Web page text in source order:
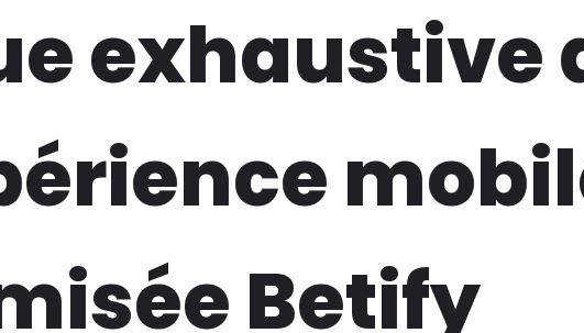
exhaustive
Betify